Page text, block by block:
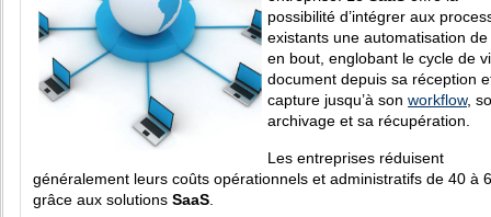
possibilité d’intégrer aux
existants une automatisation
en bout, englobant le cycle de
document depuis sa réception
capture jusqu’à son workflow,
archivage et sa récupération.
Les entreprises réduisent
généralement leurs coûts opérationnels et administratifs de 40 à
grâce aux solutions SaaS